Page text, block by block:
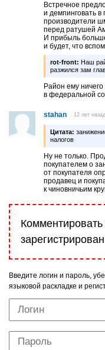
Встречное
и демпинговать
производители
перед ратушей
И прибыль
и будет, что
rot-front: Наш
разжился зам
Район ему
в федеральной
stahan 12 лет назад
Цитата:
налогов
Ну не только.
покупателем о
от покупателя
продавец и
к чиновничьим
Комментировать
Введите логин и пароль,
языковой раскладке и